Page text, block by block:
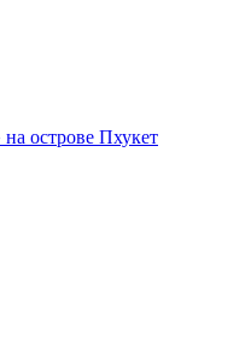
острове Пхукет